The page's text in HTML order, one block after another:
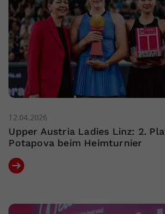
12.04.2026
Upper Austria Ladies Linz: 2.
Potapova beim Heimturnier